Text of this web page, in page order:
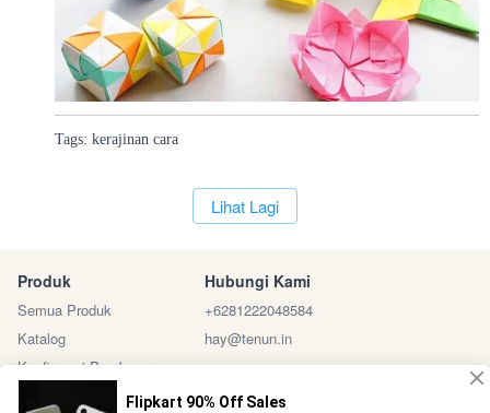
Tags: kerajinan cara
`Lihat Lagi
Produk
Semua Produk
Katalog
Konfirmasi Pembayaran
Hubungi Kami
+6281222048584
hay@tenun.in
Sosial Media Marketplace